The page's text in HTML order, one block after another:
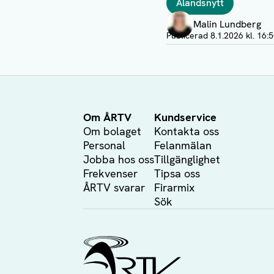
Ålandsnytt
Författare
Malin Lundberg
Visa profil
Publicerad 8.1.2026 kl.
Om ÅRTV
Om bolaget
Personal
Jobba hos oss
Frekvenser
ÅRTV svarar
Kundservice
Kontakta oss
Felanmälan
Tillgänglighet
Tipsa oss
Firarmix
Sök
Ålands Radio & TV